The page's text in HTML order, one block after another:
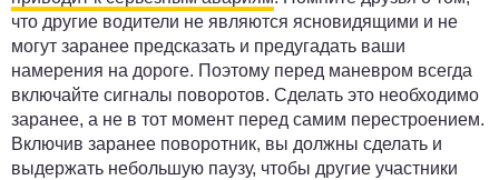
что другие водители не являются ясновидящими и не
могут заранее предсказать и предугадать ваши
намерения на дороге. Поэтому перед маневром всегда
включайте сигналы поворотов. Сделать это необходимо
заранее, а не в тот момент перед самим перестроением.
Включив заранее поворотник, вы должны сделать и
выдержать небольшую паузу, чтобы другие участники